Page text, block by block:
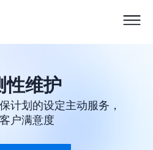
性维护
计划的设定主动服务，
户满意度